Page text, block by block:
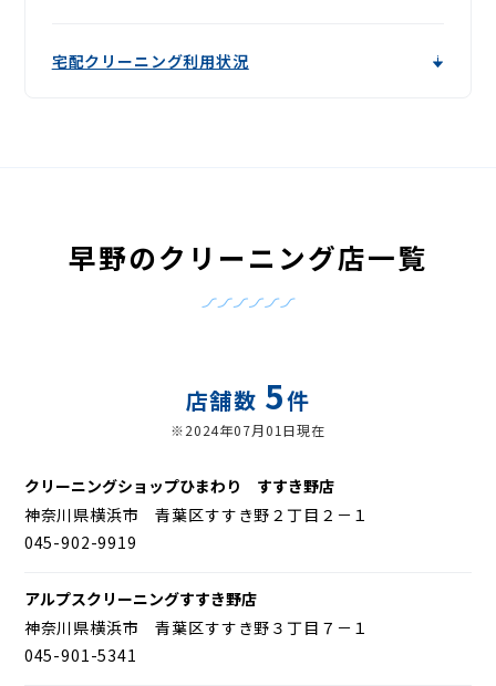
宅配クリーニング利用状況
早野のクリーニング店一覧
店舗数 5件
※2024年07月01日現在
クリーニングショップひまわり すすき野店
神奈川県横浜市 青葉区すすき野２丁目２－１
045-902-9919
アルプスクリーニングすすき野店
神奈川県横浜市 青葉区すすき野３丁目７－１
045-901-5341